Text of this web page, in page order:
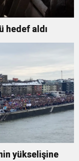
hedef aldı
yükselişine